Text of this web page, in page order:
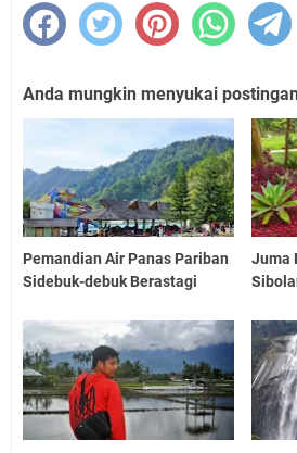
Anda mungkin menyukai
Pemandian Air Panas Pariban
Sidebuk-debuk Berastagi
Juma